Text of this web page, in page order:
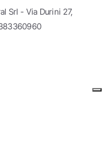
Srl - Via Durini 27,